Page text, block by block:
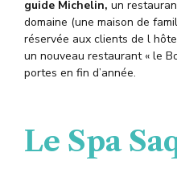
guide Michelin, un
domaine (une maison de
réservée aux clients de l
un nouveau restaurant « le
portes en fin d’année.
Le Spa